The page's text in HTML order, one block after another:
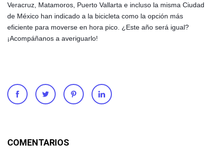
Veracruz, Matamoros, Puerto Vallarta e incluso la misma Ciudad
de México han indicado a la bicicleta como la opción más
eficiente para moverse en hora pico. ¿Este año será igual?
¡Acompáñanos a averiguarlo!
COMENTARIOS